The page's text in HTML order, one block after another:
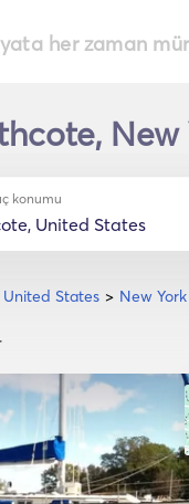
her zaman
New
United States New
konumu